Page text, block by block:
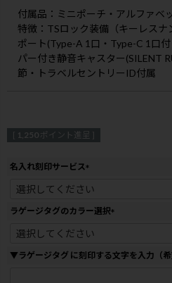
付属品 ：ミニポーチ・アルファベ
特徴 ：TSロック装備（キーレス
ポート(Type-A 1口・Type-C 1口
パー付き静音キャスター(SILENT
節・トラベルセントリーID付属
[ 1,250 ポイント進呈 ]
名入れ刻印サービス
必
ラゲージタグのカラー選択
須
▼ラゲージタグ に刻印する文字を入力（希